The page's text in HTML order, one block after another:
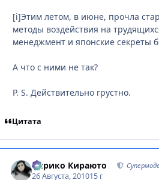
[i]Этим летом, в июне, прочла
методы воздействия на
менеджмент и японские секреты
А что с ними не так?
P. S. Действительно грустно.
Цитата
Кирико Кираюто
26 Августа, 201015 г